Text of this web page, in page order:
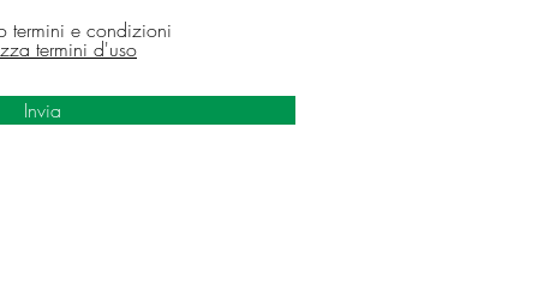
termini e condizioni
termini d'uso
Invia